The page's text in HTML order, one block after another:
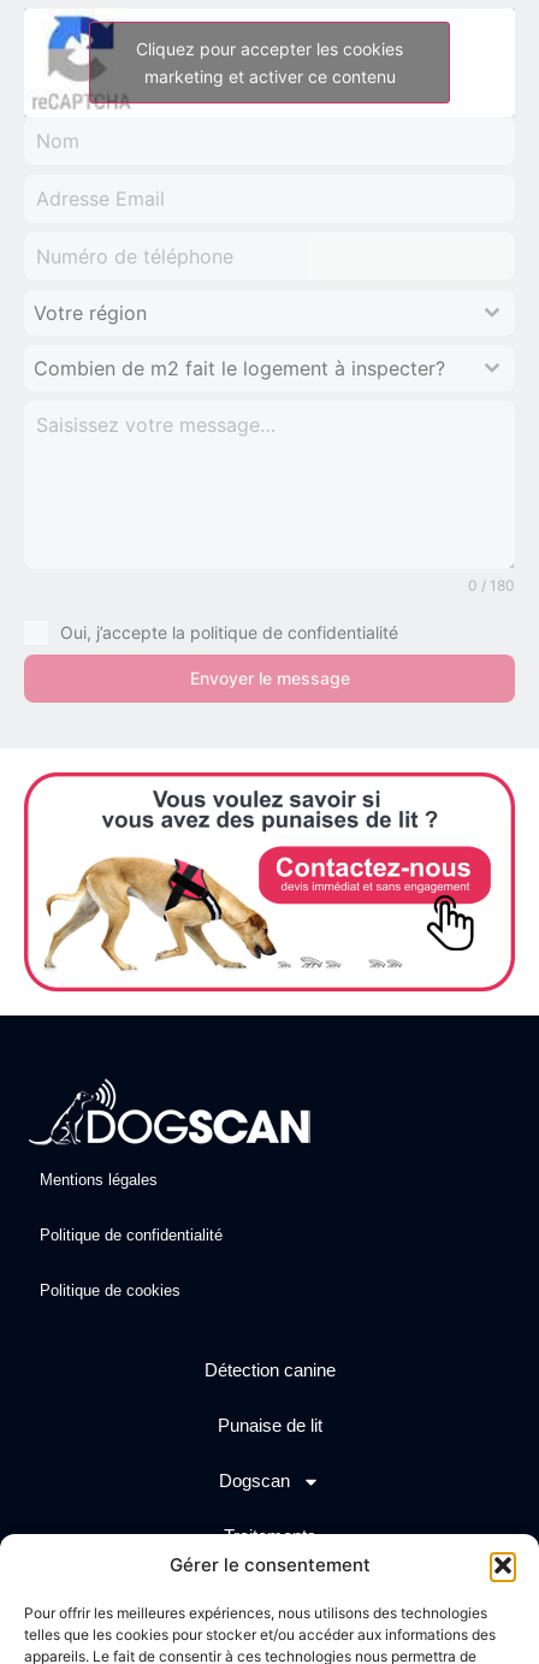
Gérer le consentement
Pour offrir les meilleures expériences, nous utilisons des technologies
telles que les cookies pour stocker et/ou accéder aux informations des
appareils. Le fait de consentir à ces technologies nous permettra de
Cliquez pour accepter les cookies
marketing et activer ce contenu
Votre région
Combien de m2 fait le logement à inspecter?
0 / 180
Oui, j’accepte la politique de confidentialité
Envoyer le message
Mentions légales
Politique de confidentialité
Politique de cookies
Détection canine
Punaise de lit
Dogscan
Traitements
Propulsé par